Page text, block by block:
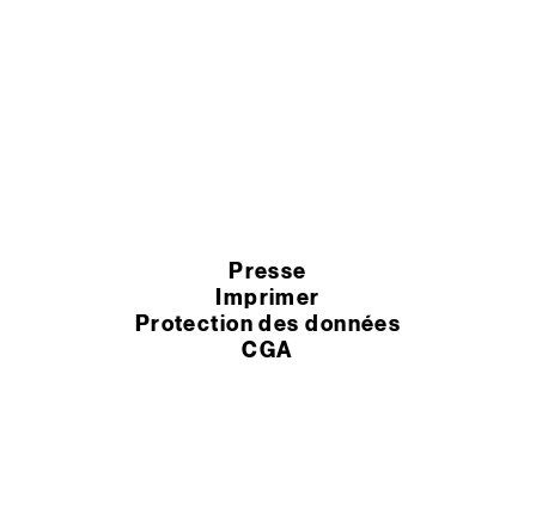
Presse
Imprimer
Protection des données
CGA